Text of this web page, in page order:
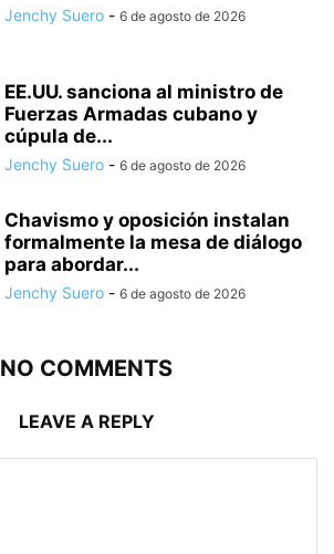
Jenchy Suero - 6 de agosto de 2026
EE.UU. sanciona al ministro de
Fuerzas Armadas cubano y
cúpula de...
Jenchy Suero - 6 de agosto de 2026
Chavismo y oposición instalan
formalmente la mesa de diálogo
para abordar...
Jenchy Suero - 6 de agosto de 2026
NO COMMENTS
LEAVE A REPLY